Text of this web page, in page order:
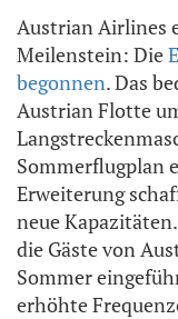
Austrian Airlines
Meilenstein: Die
begonnen. Das
Austrian Flotte
Sommerflugplan
Erweiterung
neue
die Gäste von
Sommer
erhöhte